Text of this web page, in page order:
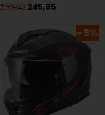
259,90 245,95
-5%